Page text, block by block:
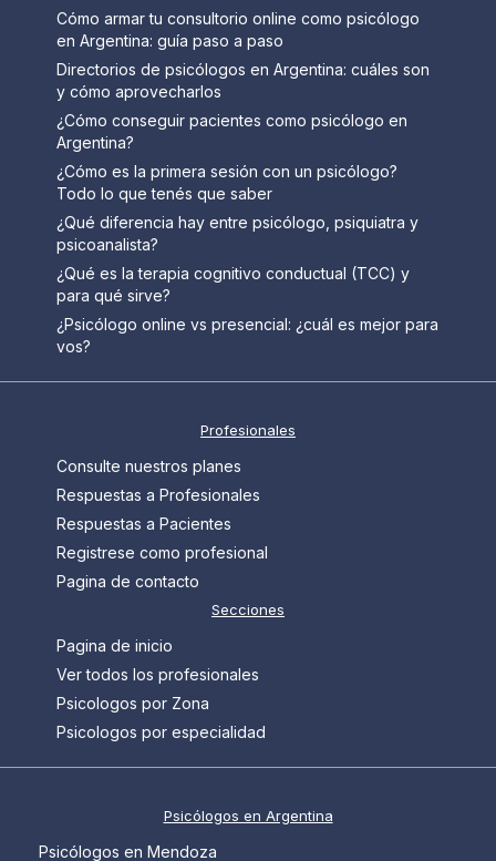
Cómo armar tu consultorio online como psicólogo
en Argentina: guía paso a paso
Directorios de psicólogos en Argentina: cuáles son
y cómo aprovecharlos
¿Cómo conseguir pacientes como psicólogo en
Argentina?
¿Cómo es la primera sesión con un psicólogo?
Todo lo que tenés que saber
¿Qué diferencia hay entre psicólogo, psiquiatra y
psicoanalista?
¿Qué es la terapia cognitivo conductual (TCC) y
para qué sirve?
¿Psicólogo online vs presencial: ¿cuál es mejor para
vos?
Profesionales
Consulte nuestros planes
Respuestas a Profesionales
Respuestas a Pacientes
Registrese como profesional
Pagina de contacto
Secciones
Pagina de inicio
Ver todos los profesionales
Psicologos por Zona
Psicologos por especialidad
Psicólogos en Argentina
Psicólogos en Mendoza